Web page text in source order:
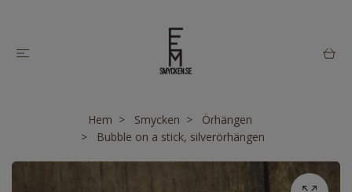
Hem Smycken
Örhängen
Bubble on a stick, silverörhängen